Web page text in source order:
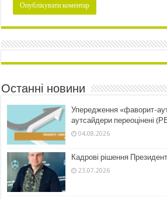
Останні новини
Упередження «фаворит-
аутсайдери переоцінені
04.08.2026
Кадрові рішення
23.07.2026